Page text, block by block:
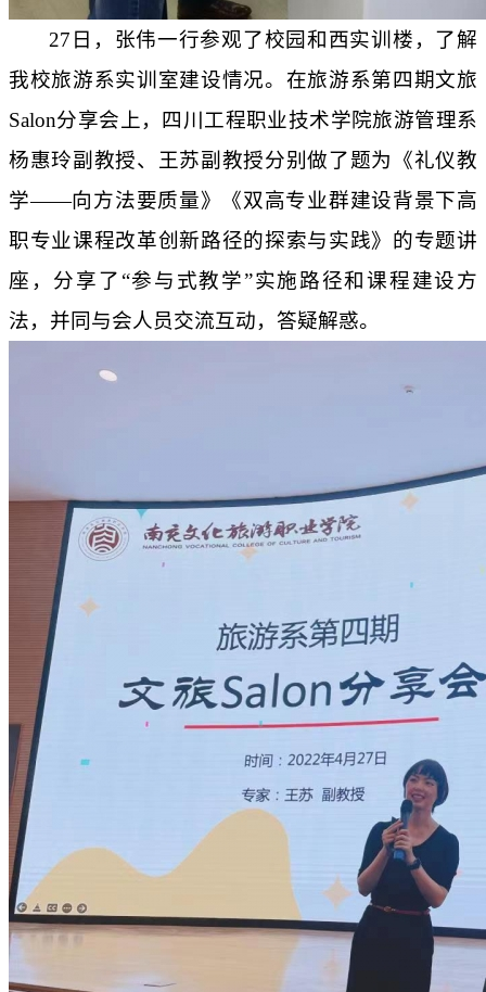
27日， 张伟一行参观了校园和西实训楼， 了解
我校旅游系实训室建设情况。 在旅游系第四期文旅
Salon分享会 上， 四川工程职业技术学院旅游管理系
杨惠玲副教授、 王苏副教授分别做了题为 《礼仪教
学——向方法要质量》《双高专业群建设背景下高
职专业课程改革创新路径的探索与实践》 的专题讲
座，分享了 “参与式教学”实施路径和课程建设方
法，并同与会人员交流互动，答疑解惑。